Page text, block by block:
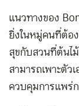
แนวทางของ
ยิ่งในหมู่คนที่ต้อ
สุขกับสวนที่ต้นไ
สามารถเพาะตัว
ควบคุมการแพร่